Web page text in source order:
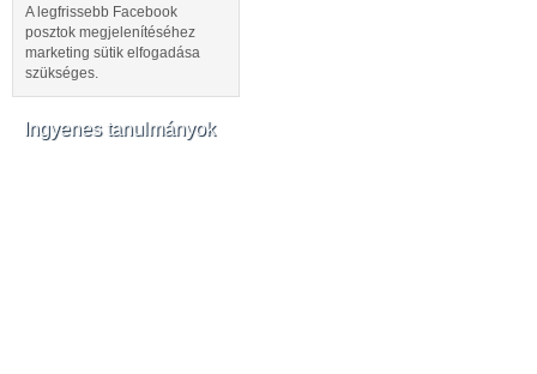
A legfrissebb Facebook
posztok megjelenítéséhez
marketing sütik elfogadása
szükséges.
Ingyenes tanulmányok